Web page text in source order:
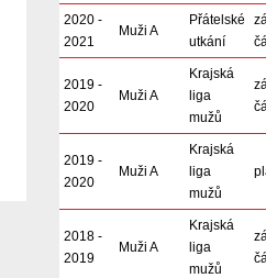
2020 -
2021
Muži A
Přátelské
utkání
2019 -
2020
Muži A
Krajská
liga
mužů
2019 -
2020
Muži A
Krajská
liga
mužů
2018 -
2019
Muži A
Krajská
liga
mužů